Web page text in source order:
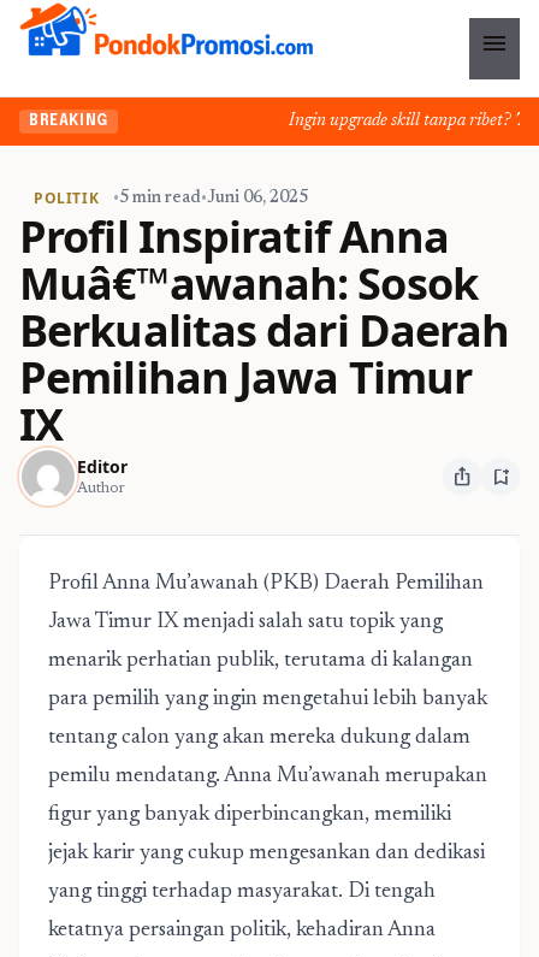
menu
BREAKING Ingin upgrade skill tanpa ribet?
POLITIK •5 min read•Juni 06, 2025
Profil Inspiratif Anna
Muâ€™awanah: Sosok
Berkualitas dari Daerah
Pemilihan Jawa Timur
IX
Editor
Author ios_share bookmark_add
Profil Anna Mu’awanah (PKB) Daerah Pemilihan
Jawa Timur IXmenjadi salah satu topik yang
menarik perhatian publik, terutama di kalangan
para pemilih yang ingin mengetahui lebih banyak
tentang calon yang akan mereka dukung dalam
pemilu mendatang. Anna Mu’awanah merupakan
figur yang banyak diperbincangkan, memiliki
jejak karir yang cukup mengesankan dan dedikasi
yang tinggi terhadap masyarakat. Di tengah
ketatnya persaingan politik, kehadiran Anna